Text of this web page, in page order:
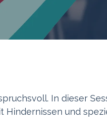
In dieser
Hindernissen und